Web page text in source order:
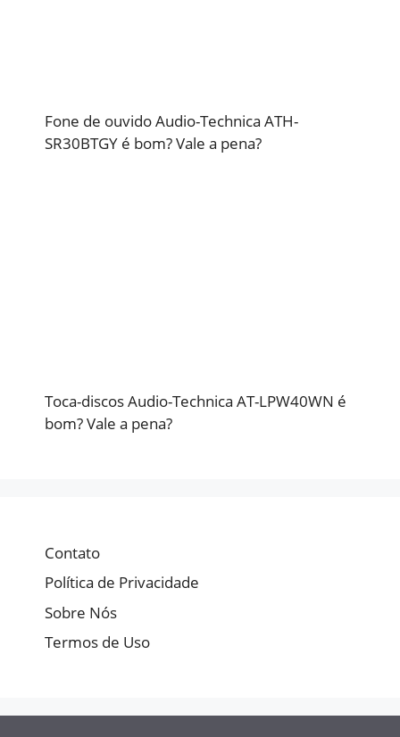
Fone de ouvido Audio-Technica ATH-
SR30BTGY é bom? Vale a pena?
Toca-discos Audio-Technica AT-LPW40WN é
bom? Vale a pena?
Contato
Política de Privacidade
Sobre Nós
Termos de Uso